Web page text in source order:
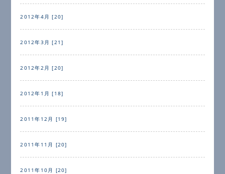
2012年4月 [20]
2012年3月 [21]
2012年2月 [20]
2012年1月 [18]
2011年12月 [19]
2011年11月 [20]
2011年10月 [20]